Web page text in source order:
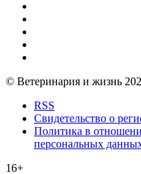
© Ветеринария и жизнь
RSS
Свидетельство о
Политика в
персональных
16+